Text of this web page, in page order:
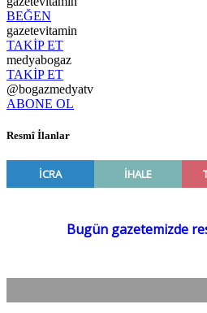
BEĞEN
gazetevitamin
TAKİP ET
medyabogaz
TAKİP ET
@bogazmedyatv
ABONE OL
Resmî İlanlar